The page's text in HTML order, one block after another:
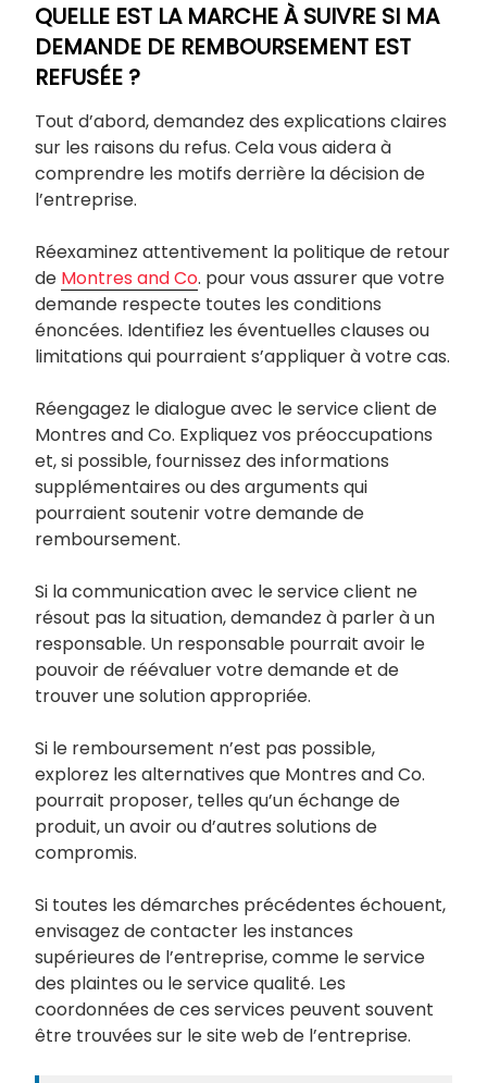
QUELLE EST LA MARCHE À SUIVRE SI MA
DEMANDE DE REMBOURSEMENT EST
REFUSÉE ?
Tout d’abord, demandez des explications claires
sur les raisons du refus. Cela vous aidera à
comprendre les motifs derrière la décision de
l’entreprise.
Réexaminez attentivement la politique de retour
de Montres and Co. pour vous assurer que votre
demande respecte toutes les conditions
énoncées. Identifiez les éventuelles clauses ou
limitations qui pourraient s’appliquer à votre cas.
Réengagez le dialogue avec le service client de
Montres and Co. Expliquez vos préoccupations
et, si possible, fournissez des informations
supplémentaires ou des arguments qui
pourraient soutenir votre demande de
remboursement.
Si la communication avec le service client ne
résout pas la situation, demandez à parler à un
responsable. Un responsable pourrait avoir le
pouvoir de réévaluer votre demande et de
trouver une solution appropriée.
Si le remboursement n’est pas possible,
explorez les alternatives que Montres and Co.
pourrait proposer, telles qu’un échange de
produit, un avoir ou d’autres solutions de
compromis.
Si toutes les démarches précédentes échouent,
envisagez de contacter les instances
supérieures de l’entreprise, comme le service
des plaintes ou le service qualité. Les
coordonnées de ces services peuvent souvent
être trouvées sur le site web de l’entreprise.